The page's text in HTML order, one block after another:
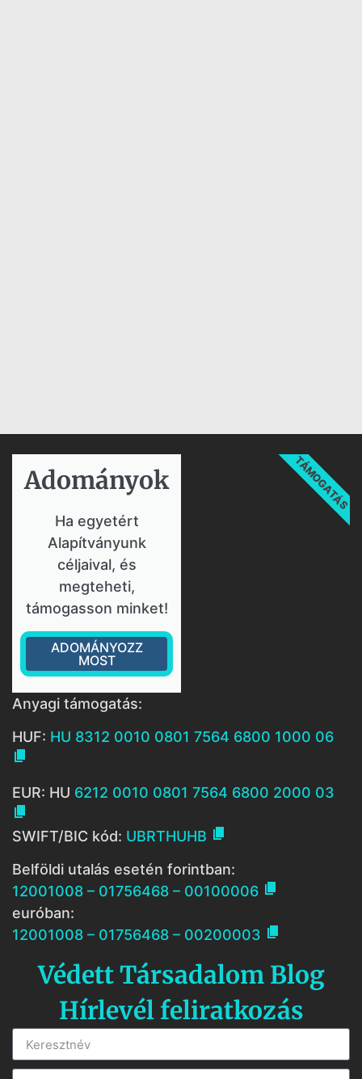
Adományok​
Ha egyetért
Alapítványunk
céljaival, és
megteheti,
támogasson minket!
ADOMÁNYOZZ
MOST
TÁMOGATÁS
Anyagi támogatás:
HUF: HU 8312 0010 0801 7564 6800 1000 06

EUR: HU 6212 0010 0801 7564 6800 2000 03

SWIFT/BIC kód: UBRTHUHB 
Belföldi utalás esetén forintban:
12001008 – 01756468 – 00100006 
euróban:
12001008 – 01756468 – 00200003 
Védett Társadalom Blog
Hírlevél feliratkozás